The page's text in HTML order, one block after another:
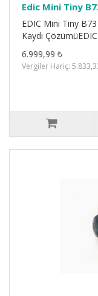
Edic Mini Tiny
EDIC Mini Tiny
Kaydı
6.999,99 ₺
Vergiler Hariç: